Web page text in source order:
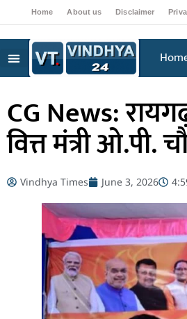
Home About us Disclaimer
CG News:
वित्त मंत्री ओ.पी.
Vindhya Times June 3, 2026